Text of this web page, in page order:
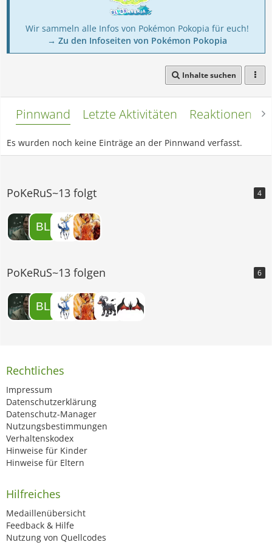
Wir sammeln alle Infos von Pokémon Pokopia für euch!
→ Zu den Infoseiten von Pokémon Pokopia
Inhalte suchen
Pinnwand Letzte Aktivitäten Reaktionen
Es wurden noch keine Einträge an der Pinnwand verfasst.
PoKeRuS~13 folgt 4
PoKeRuS~13 folgen 6
Rechtliches
Impressum
Datenschutzerklärung
Datenschutz-Manager
Nutzungsbestimmungen
Verhaltenskodex
Hinweise für Kinder
Hinweise für Eltern
Hilfreiches
Medaillenübersicht
Feedback & Hilfe
Nutzung von Quellcodes